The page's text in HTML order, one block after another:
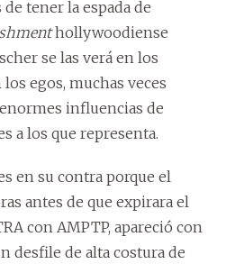
tener la espada de
hollywoodiense
se las verá en los
egos, muchas veces
influencias de
a los que representa.
en su contra porque el
antes de que expirara el
con AMPTP, apareció con
desfile de alta costura de